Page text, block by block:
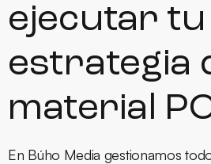
ejecutar tu
estrategia
material
En Búho Media gestionamos